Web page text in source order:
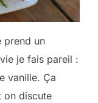
prend un
je fais pareil :
vanille. Ça
on discute